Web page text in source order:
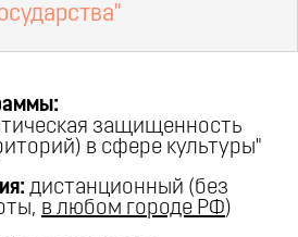
защищенность
в сфере культуры"
дистанционный (без
в любом городе РФ)